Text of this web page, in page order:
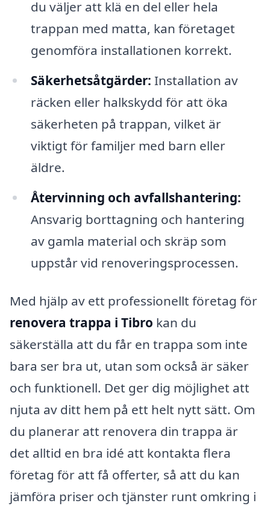
du väljer att klä en del eller hela
trappan med matta, kan företaget
genomföra installationen korrekt.
Säkerhetsåtgärder: Installation av
räcken eller halkskydd för att öka
säkerheten på trappan, vilket är
viktigt för familjer med barn eller
äldre.
Återvinning och avfallshantering:
Ansvarig borttagning och hantering
av gamla material och skräp som
uppstår vid renoveringsprocessen.
Med hjälp av ett professionellt företag för
renovera trappa i Tibro kan du
säkerställa att du får en trappa som inte
bara ser bra ut, utan som också är säker
och funktionell. Det ger dig möjlighet att
njuta av ditt hem på ett helt nytt sätt. Om
du planerar att renovera din trappa är
det alltid en bra idé att kontakta flera
företag för att få offerter, så att du kan
jämföra priser och tjänster runt omkring i